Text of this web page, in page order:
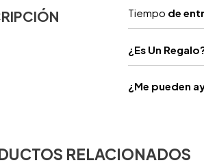
Tiempo de
¿ Es Un
¿Me pueden
RELACIONADOS